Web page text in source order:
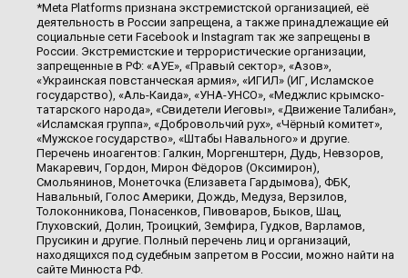
*Meta Platforms признана экстремистской организацией, её
деятельность в России запрещена, а также принадлежащие ей
социальные сети Facebook и Instagram так же запрещены в
России. Экстремистские и террористические организации,
запрещенные в РФ: «АУЕ», «Правый сектор», «Азов»,
«Украинская повстанческая армия», «ИГИЛ» (ИГ, Исламское
государство), «Аль-Каида», «УНА-УНСО», «Меджлис крымско-
татарского народа», «Свидетели Иеговы», «Движение Талибан»,
«Исламская группа», «Добровольчий рух», «Чёрный комитет»,
«Мужское государство», «Штабы Навального» и другие.
Перечень иноагентов: Галкин, Моргенштерн, Дудь, Невзоров,
Макаревич, Гордон, Мирон Фёдоров (Оксимирон),
Смольянинов, Монеточка (Елизавета Гардымова), ФБК,
Навальный, Голос Америки, Дождь, Медуза, Верзилов,
Толоконникова, Понасенков, Пивоваров, Быков, Шац,
Глуховский, Долин, Троицкий, Земфира, Гудков, Варламов,
Прусикин и другие. Полный перечень лиц и организаций,
находящихся под судебным запретом в России, можно найти на
сайте Минюста РФ.